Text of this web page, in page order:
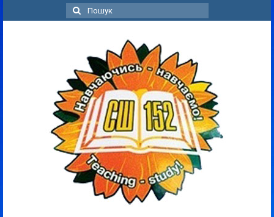
Пошук
для: